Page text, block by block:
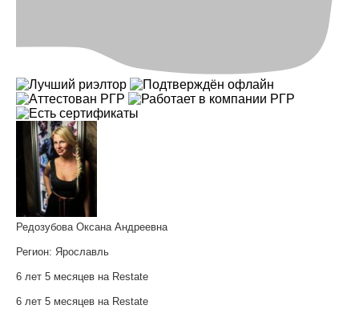
Редозубова Оксана Андреевна
Регион: Ярославль
6 лет 5 месяцев на Restate
6 лет 5 месяцев на Restate